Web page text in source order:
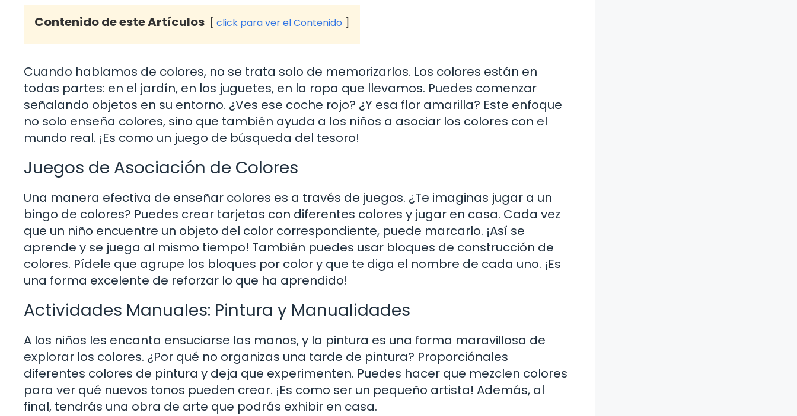
Contenido de este Artículos click para ver el Contenido
Cuando hablamos de colores, no se trata solo de memorizarlos. Los colores están en
todas partes: en el jardín, en los juguetes, en la ropa que llevamos. Puedes comenzar
señalando objetos en su entorno. ¿Ves ese coche rojo? ¿Y esa flor amarilla? Este enfoque
no solo enseña colores, sino que también ayuda a los niños a asociar los colores con el
mundo real. ¡Es como un juego de búsqueda del tesoro!
Juegos de Asociación de Colores
Una manera efectiva de enseñar colores es a través de juegos. ¿Te imaginas jugar a un
bingo de colores? Puedes crear tarjetas con diferentes colores y jugar en casa. Cada vez
que un niño encuentre un objeto del color correspondiente, puede marcarlo. ¡Así se
aprende y se juega al mismo tiempo! También puedes usar bloques de construcción de
colores. Pídele que agrupe los bloques por color y que te diga el nombre de cada uno. ¡Es
una forma excelente de reforzar lo que ha aprendido!
Actividades Manuales: Pintura y Manualidades
A los niños les encanta ensuciarse las manos, y la pintura es una forma maravillosa de
explorar los colores. ¿Por qué no organizas una tarde de pintura? Proporciónales
diferentes colores de pintura y deja que experimenten. Puedes hacer que mezclen colores
para ver qué nuevos tonos pueden crear. ¡Es como ser un pequeño artista! Además, al
final, tendrás una obra de arte que podrás exhibir en casa.